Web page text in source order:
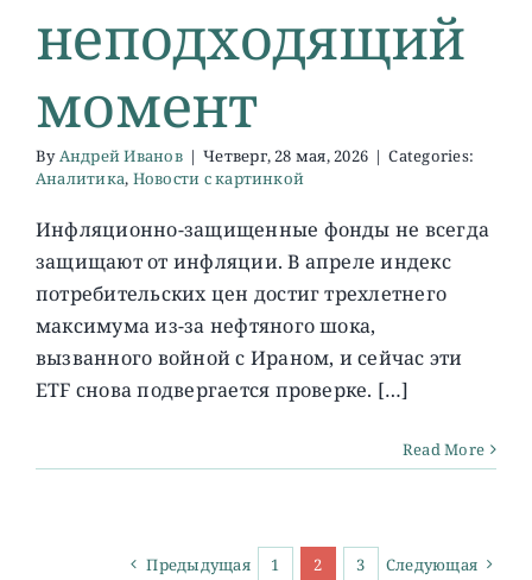
неподходящий
момент
ByАндрей Иванов | Четверг, 28 мая, 2026 | Categories:
Аналитика, Новости с картинкой
Инфляционно-защищенные фонды не всегда
защищают от инфляции. В апреле индекс
потребительских цен достиг трехлетнего
максимума из-за нефтяного шока,
вызванного войной с Ираном, и сейчас эти
ETF снова подвергается проверке. […]
Read More
Предыдущая 1 2 3 Следующая